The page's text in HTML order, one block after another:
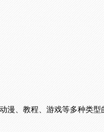
、教程、游戏等多种类